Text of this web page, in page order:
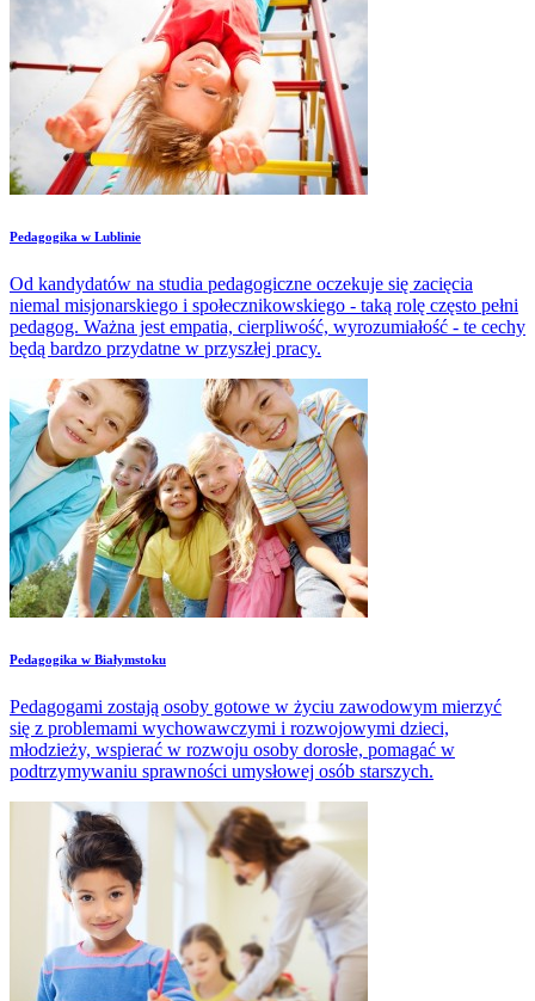
Pedagogika w Lublinie
Od kandydatów na studia pedagogiczne oczekuje się zacięcia
niemal misjonarskiego i społecznikowskiego - taką rolę często pełni
pedagog. Ważna jest empatia, cierpliwość, wyrozumiałość - te cechy
będą bardzo przydatne w przyszłej pracy.
​Pedagogika w Białymstoku
Pedagogami zostają osoby gotowe w życiu zawodowym mierzyć
się z problemami wychowawczymi i rozwojowymi dzieci,
młodzieży, wspierać w rozwoju osoby dorosłe, pomagać w
podtrzymywaniu sprawności umysłowej osób starszych.